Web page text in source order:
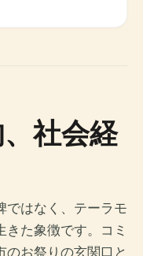
社会経
ではなく、テーラモ
た象徴です。コミ
のお祭りの玄関口と